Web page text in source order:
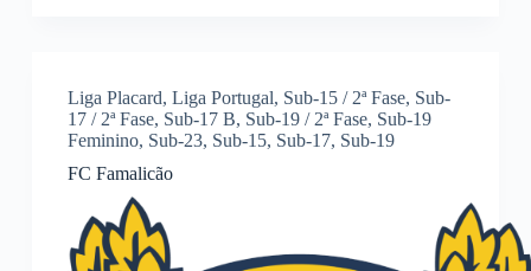
Liga Placard, Liga Portugal, Sub-15 / 2ª Fase, Sub-
17 / 2ª Fase, Sub-17 B, Sub-19 / 2ª Fase, Sub-19
Feminino, Sub-23, Sub-15, Sub-17, Sub-19
FC Famalicão